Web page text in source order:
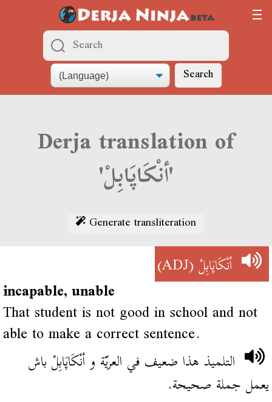
Search
Derja translation of
'أنْكَاپَابِلْ'
Generate transliteration
أنْكَاپَابِلْ(ADJ)
incapable, unable
That student is not good in school and not
able to make a correct sentence.
التلميذ هذا ضعيف في العريّة و أنْكَاپَابِلْ باش
يعمل جملة صحيحة.